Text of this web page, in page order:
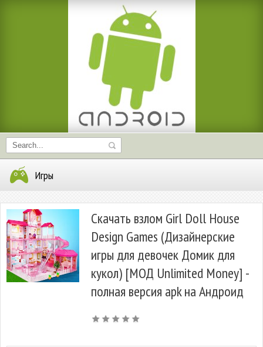
Игры
Скачать взлом Girl Doll House
Design Games (Дизайнерские
игры для девочек Домик для
кукол) [МОД Unlimited Money] -
полная версия apk на Андроид